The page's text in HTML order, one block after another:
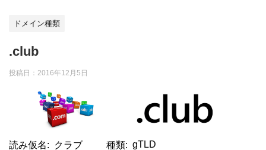
ドメイン種類
.club
投稿日： 2016年12月5日
読み仮名 クラブ 種類 gTLD